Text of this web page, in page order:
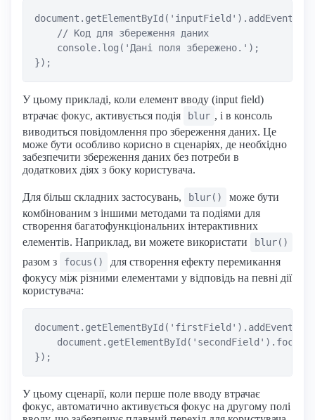
    // Код для збереження даних
    console.log('Дані поля збережено.');
У цьому прикладі, коли елемент вводу (input field)
втрачає фокус, активується подія
blur , і в консоль
виводиться повідомлення про збереження даних. Це
може бути особливо корисно в сценаріях, де необхідно
забезпечити збереження даних без потреби в
додаткових діях з боку користувача.
Для більш складних застосувань, blur()
може бути
комбінованим з іншими методами та подіями для
створення багатофункціональних інтерактивних
елементів. Наприклад, ви можете використати
blur()
разом з focus()
для створення ефекту перемикання
фокусу між різними елементами у відповідь на певні дії
користувача:
У цьому сценарії, коли перше поле вводу втрачає
фокус, автоматично активується фокус на другому полі